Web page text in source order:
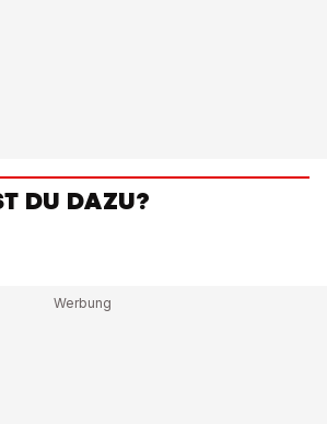
DU DAZU?